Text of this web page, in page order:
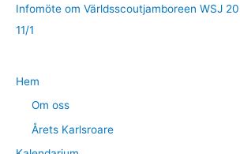
Infomöte om Världsscoutjamboreen WSJ
11/1
Hem
Om oss
Årets Karlsroare